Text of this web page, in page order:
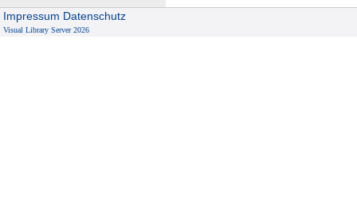
Impressum Datenschutz
Visual Library Server 2026